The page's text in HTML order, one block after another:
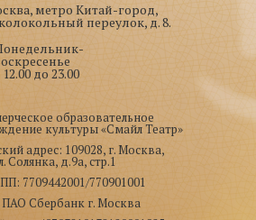
метро Китай-город,
переулок, д. 8.
12.00 до 23.00
образовательное
культуры «Смайл Театр»
адрес: 109028, г. Москва,
Солянка, д.9а, стр.1
7709442001/770901001
Сбербанк г. Москва